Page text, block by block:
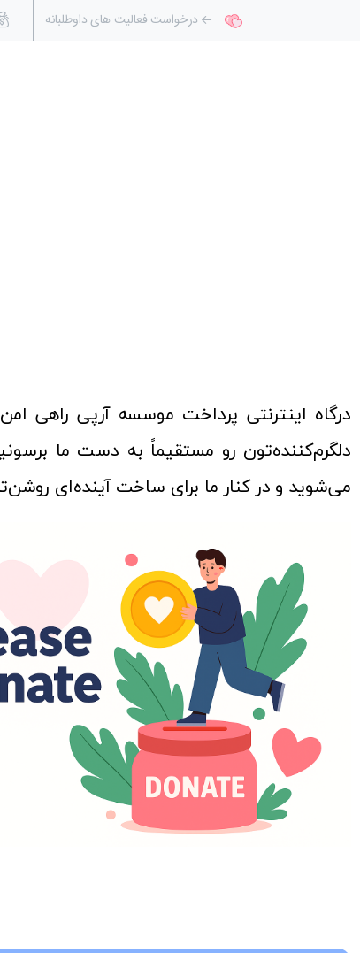
درخواست فعالیت های داوطلبانه
درگاه اینترنتی پرداخت موسسه آرپی راهی
دلگرم‌کننده‌تون رو مستقیماً به دست ما
می‌شوید و در کنار ما برای ساخت آینده‌ای